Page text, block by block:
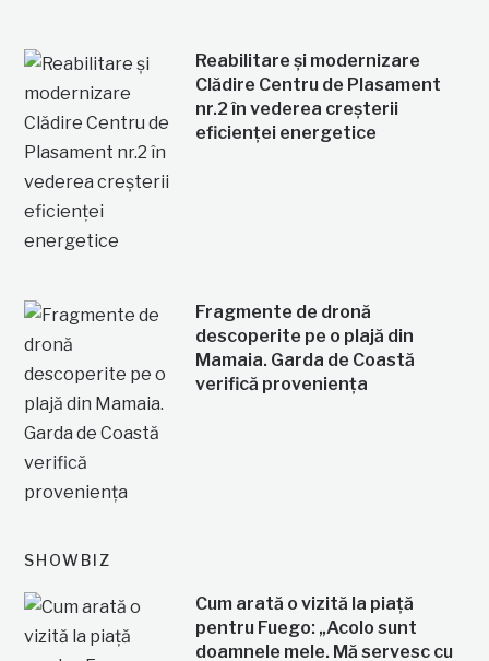
Reabilitare și modernizare
Clădire Centru de Plasament
nr.2 în vederea creșterii
eficienței energetice
Fragmente de dronă
descoperite pe o plajă din
Mamaia. Garda de Coastă
verifică proveniența
SHOWBIZ
Cum arată o vizită la piață
pentru Fuego: „Acolo sunt
doamnele mele. Mă servesc cu